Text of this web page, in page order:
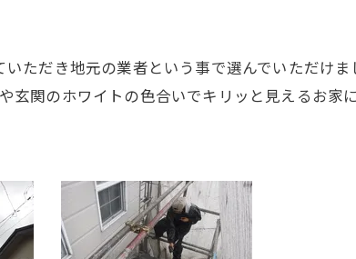
ただき地元の業者という事で選んでいただけま
関のホワイトの色合いでキリッと見えるお家